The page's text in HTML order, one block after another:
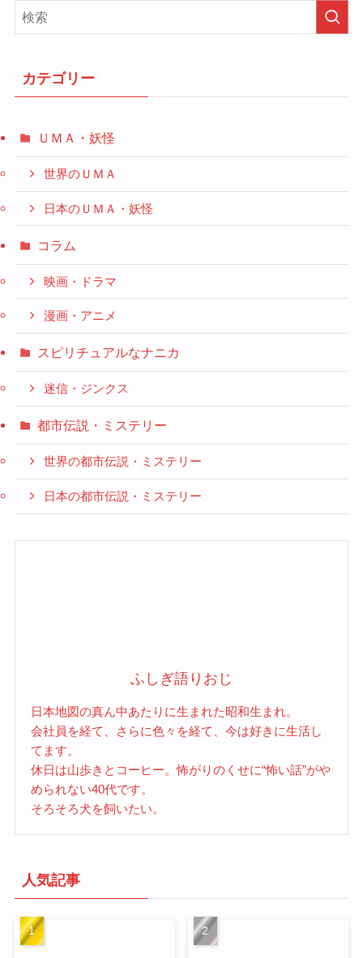
カテゴリー
ＵＭＡ・妖怪
世界のＵＭＡ
日本のＵＭＡ・妖怪
コラム
映画・ドラマ
漫画・アニメ
スピリチュアルなナニカ
迷信・ジンクス
都市伝説・ミステリー
世界の都市伝説・ミステリー
日本の都市伝説・ミステリー
ふしぎ語りおじ
日本地図の真ん中あたりに生まれた昭和生まれ。
会社員を経て、さらに色々を経て、今は好きに生活し
てます。
休日は山歩きとコーヒー。怖がりのくせに“怖い話”がや
められない40代です。
そろそろ犬を飼いたい。
人気記事